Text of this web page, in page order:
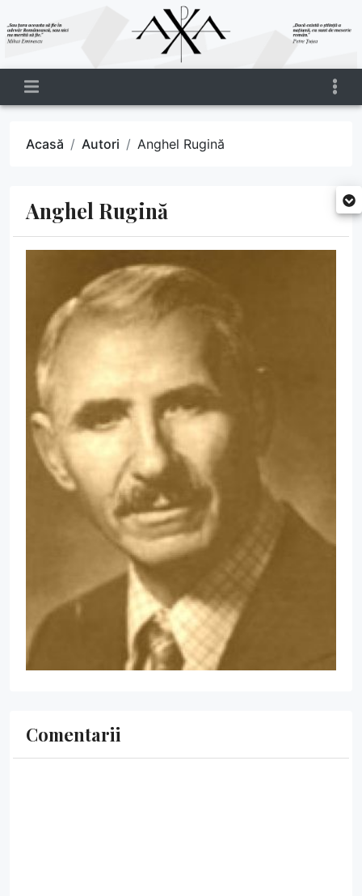
Acasă Autori Anghel Rugină
Anghel Rugină
Comentarii